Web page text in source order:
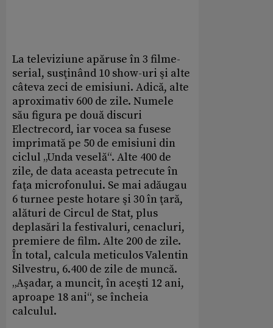
La televiziune apăruse în 3 filme-
serial, susţinând 10 show-uri şi alte
câteva zeci de emisiuni. Adică, alte
aproximativ 600 de zile. Numele
său figura pe două discuri
Electrecord, iar vocea sa fusese
imprimată pe 50 de emisiuni din
ciclul „Unda veselă“. Alte 400 de
zile, de data aceasta petrecute în
faţa microfonului. Se mai adăugau
6 turnee peste hotare şi 30 în ţară,
alături de Circul de Stat, plus
deplasări la festivaluri, cenacluri,
premiere de film. Alte 200 de zile.
În total, calcula meticulos Valentin
Silvestru, 6.400 de zile de muncă.
„Aşadar, a muncit, în aceşti 12 ani,
aproape 18 ani“, se încheia
calculul.